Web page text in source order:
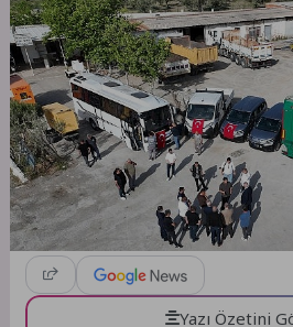
Yazı Özetini